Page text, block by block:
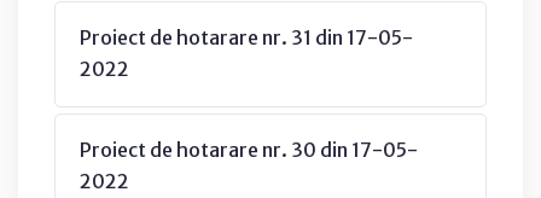
Proiect de hotarare nr. 31 din 17-05-
2022
Proiect de hotarare nr. 30 din 17-05-
2022